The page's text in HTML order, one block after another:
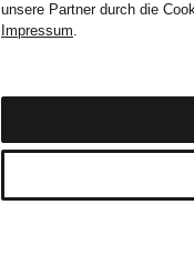
unsere Partner durch die
Impressum.